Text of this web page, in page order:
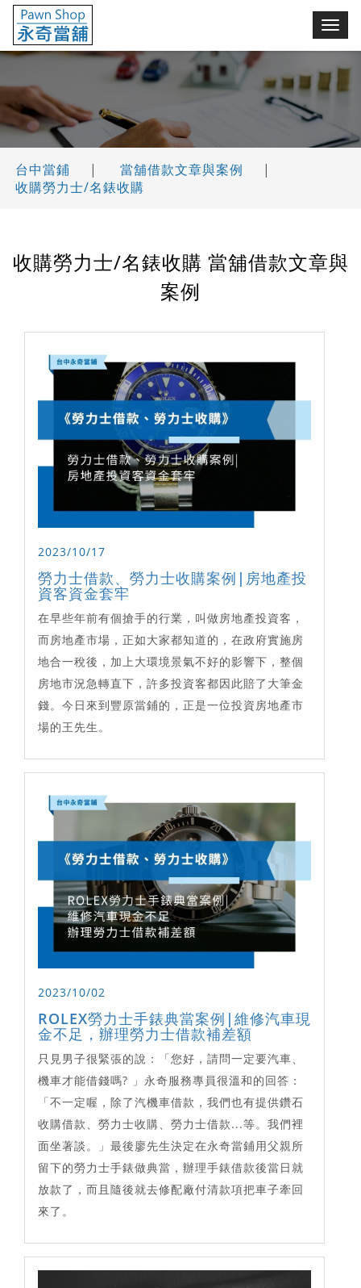
切
選
單
台中當鋪 | 當舖借款文章與案例
|
收購勞力士/名錶收購
收購勞力士/名錶收購 當舖借款文章與
案例
2023/10/17
勞力士借款、勞力士收購案例|房地產投
資客資金套牢
在早些年前有個搶手的行業，叫做房地產投資客，
而房地產市場，正如大家都知道的，在政府實施房
地合一稅後，加上大環境景氣不好的影響下，整個
房地市況急轉直下，許多投資客都因此賠了大筆金
錢。今日來到豐原當鋪的，正是一位投資房地產市
場的王先生。
2023/10/02
ROLEX勞力士手錶典當案例|維修汽車現
金不足，辦理勞力士借款補差額
只見男子很緊張的說：「您好，請問一定要汽車、
機車才能借錢嗎? 」永奇服務專員很溫和的回答：
「不一定喔，除了汽機車借款，我們也有提供鑽石
收購借款、勞力士收購、勞力士借款...等。我們裡
面坐著談。」最後廖先生決定在永奇當鋪用父親所
留下的勞力士手錶做典當，辦理手錶借款後當日就
放款了，而且隨後就去修配廠付清款項把車子牽回
來了。